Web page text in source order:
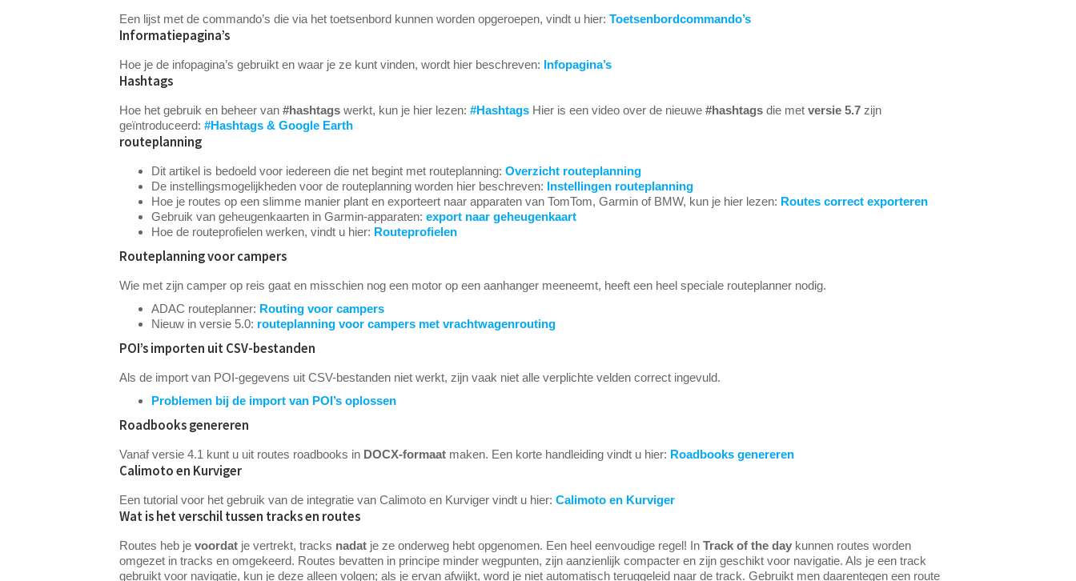
Een lijst met de commando’s die via het toetsenbord kunnen worden opgeroepen, vindt u hier:Toetsenbordcommando’s
Informatiepagina’s
Hoe je de infopagina’s gebruikt en waar je ze kunt vinden, wordt hier beschreven: Infopagina’s
Hashtags
Hoe het gebruik en beheer van#hashtags werkt, kun je hier lezen:#Hashtags Hier is een video over de nieuwe#hashtags die metversie 5.7 zijn
geïntroduceerd:#Hashtags & Google Earth
routeplanning
Dit artikel is bedoeld voor iedereen die net begint met routeplanning:Overzicht routeplanning
De instellingsmogelijkheden voor de routeplanning worden hier beschreven: Instellingen routeplanning
Hoe je routes op een slimme manier plant en exporteert naar apparaten van TomTom, Garmin of BMW, kun je hier lezen: Routes correct exporteren
Gebruik van geheugenkaarten in Garmin-apparaten:export naar geheugenkaart
Hoe de routeprofielen werken, vindt u hier: Routeprofielen
Routeplanning voor campers
Wie met zijn camper op reis gaat en misschien nog een motor op een aanhanger meeneemt, heeft een heel speciale routeplanner nodig.
ADAC routeplanner: Routing voor campers
Nieuw in versie 5.0: routeplanning voor campers met vrachtwagenrouting
POI’s importen uit CSV-bestanden
Als de import van POI-gegevens uit CSV-bestanden niet werkt, zijn vaak niet alle verplichte velden correct ingevuld.
Problemen bij de import van POI’s oplossen
Roadbooks genereren
Vanaf versie 4.1 kunt u uit routes roadbooks in DOCX-formaat maken. Een korte handleiding vindt u hier: Roadbooks genereren
Calimoto en Kurviger
Een tutorial voor het gebruik van de integratie van Calimoto en Kurviger vindt u hier:Calimoto en Kurviger
Wat is het verschil tussen tracks en routes
Routes heb jevoordat je vertrekt, tracks nadat je ze onderweg hebt opgenomen. Een heel eenvoudige regel! InTrack of the day kunnen routes worden
omgezet in tracks en omgekeerd. Routes bevatten in principe minder wegpunten, zijn aanzienlijk compacter en zijn geschikt voor navigatie. Als je een track
gebruikt voor navigatie, kun je deze alleen volgen; als je ervan afwijkt, word je niet automatisch teruggeleid naar de track. Gebruikt men daarentegen een route